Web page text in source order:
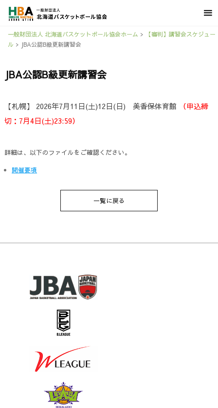
一般財団法人 北海道バスケットボール協会ホーム >
【審判】講習会スケジュー
ル > JBA公認B級更新講習会
JBA公認B級更新講習会
【札幌】 2026年7月11日(土)12日(日) 美香保体育館
（申込締
切：7月4日(土)23:59）
詳細は、以下のファイルをご確認ください。
開催要項
一覧に戻る